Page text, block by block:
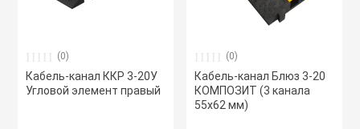
(0)
Кабель-канал ККР 3-20У
Угловой элемент правый
(0)
Кабель-канал Блюз 3-20
КОМПОЗИТ (3 канала
55х62 мм)